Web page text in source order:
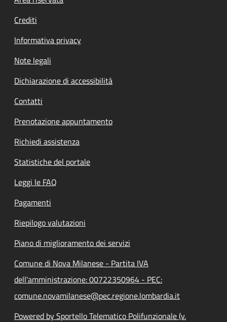
Crediti
Informativa privacy
Note legali
Dichiarazione di accessibilità
Contatti
Prenotazione appuntamento
Richiedi assistenza
Statistiche del portale
Leggi le FAQ
Pagamenti
Riepilogo valutazioni
Piano di miglioramento dei servizi
Comune di Nova Milanese - Partita IVA
dell'amministrazione: 00722350964 - PEC:
comune.novamilanese@pec.regione.lombardia.it
Powered by Sportello Telematico Polifunzionale (v.